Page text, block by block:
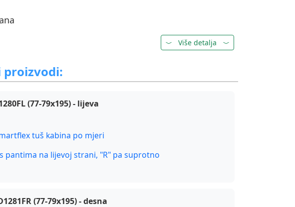
Više detalja
proizvodi:
(77-79x195) - lijeva
tuš kabina po mjeri
pantima na lijevoj strani, "R" pa suprotno
(77-79x195) - desna